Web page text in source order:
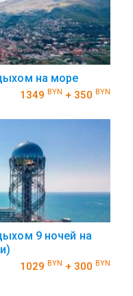
на море
1349 BYN + 350 BYN
9 ночей на
1029 BYN + 300 BYN